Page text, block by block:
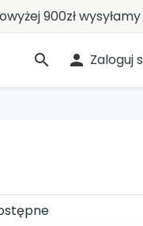
900zł wysyłamy
search  Zaloguj